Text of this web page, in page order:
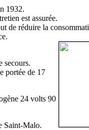
1932.
est assurée.
de réduire la
secours.
portée de 17
24 volts 90
Saint-Malo.